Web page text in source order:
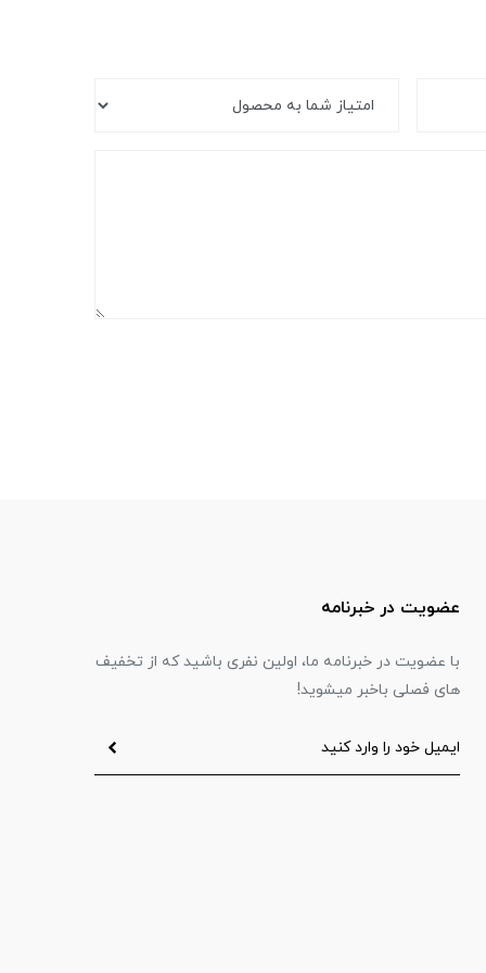
عضویت در خبرنامه
با عضویت در خبرنامه ما، اولین نفری باشید که از تخفیف
های فصلی باخبر میشوید!